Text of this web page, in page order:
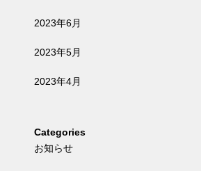
2023年6月
2023年5月
2023年4月
Categories
お知らせ